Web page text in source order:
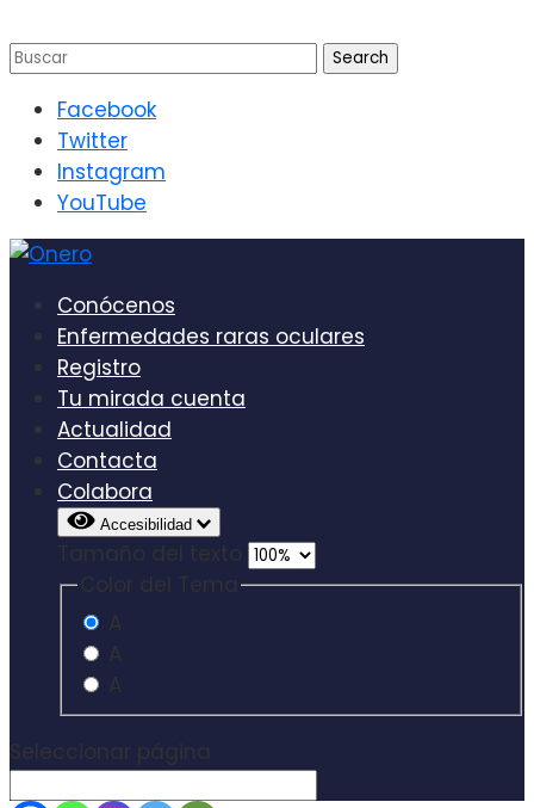
Facebook
Twitter
Instagram
YouTube
Conócenos
Enfermedades raras oculares
Registro
Tu mirada cuenta
Actualidad
Contacta
Colabora
Accesibilidad